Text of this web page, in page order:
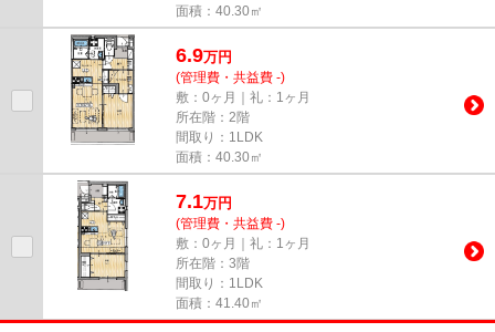
面積：40.30㎡
6.9万円
(管理費・共益費 -)
敷：0ヶ月｜礼：1ヶ月
所在階：2階
間取り：1LDK
面積：40.30㎡
7.1万円
(管理費・共益費 -)
敷：0ヶ月｜礼：1ヶ月
所在階：3階
間取り：1LDK
面積：41.40㎡